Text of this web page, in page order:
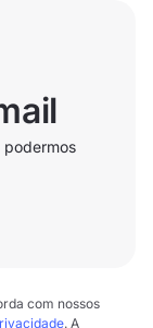
podermos
com nossos
. A